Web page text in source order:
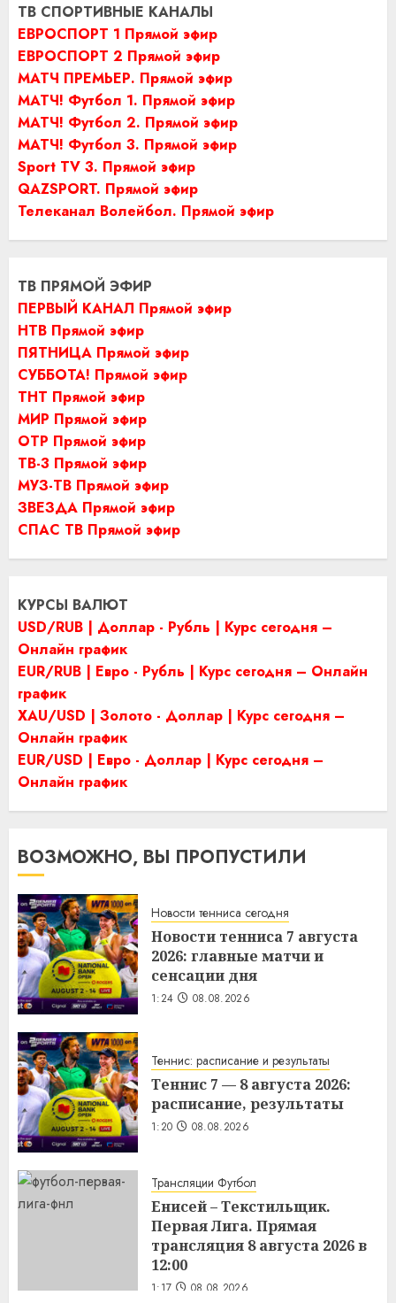
ТВ СПОРТИВНЫЕ КАНАЛЫ
ЕВРОСПОРТ 1 Прямой эфир
ЕВРОСПОРТ 2 Прямой эфир
МАТЧ ПРЕМЬЕР. Прямой эфир
МАТЧ! Футбол 1. Прямой эфир
МАТЧ! Футбол 2. Прямой эфир
МАТЧ! Футбол 3. Прямой эфир
Sport TV 3. Прямой эфир
QAZSPORT. Прямой эфир
Телеканал Волейбол. Прямой эфир
ТВ ПРЯМОЙ ЭФИР
ПЕРВЫЙ КАНАЛ Прямой эфир
НТВ Прямой эфир
ПЯТНИЦА Прямой эфир
СУББОТА! Прямой эфир
ТНТ Прямой эфир
МИР Прямой эфир
ОТР Прямой эфир
ТВ-3 Прямой эфир
МУЗ-ТВ Прямой эфир
ЗВЕЗДА Прямой эфир
СПАС ТВ Прямой эфир
КУРСЫ ВАЛЮТ
USD/RUB | Доллар - Рубль | Курс сегодня –
Онлайн график
EUR/RUB | Евро - Рубль | Курс сегодня – Онлайн
график
XAU/USD | Золото - Доллар | Курс сегодня –
Онлайн график
EUR/USD | Евро - Доллар | Курс сегодня –
Онлайн график
ВОЗМОЖНО, ВЫ ПРОПУСТИЛИ
Новости тенниса сегодня
Новости тенниса 7 августа
2026: главные матчи и
сенсации дня
1:24 08.08.2026
Теннис: расписание и результаты
Теннис 7 — 8 августа 2026:
расписание, результаты
1:20 08.08.2026
Трансляции Футбол
Енисей – Текстильщик.
Первая Лига. Прямая
трансляция 8 августа 2026 в
12:00
1:17 08.08.2026